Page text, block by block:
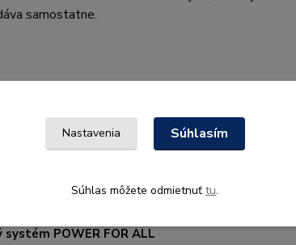
samostatne.
POWER FOR ALL
Nastavenia Súhlasím
Súhlas môžete odmietnuť tu.